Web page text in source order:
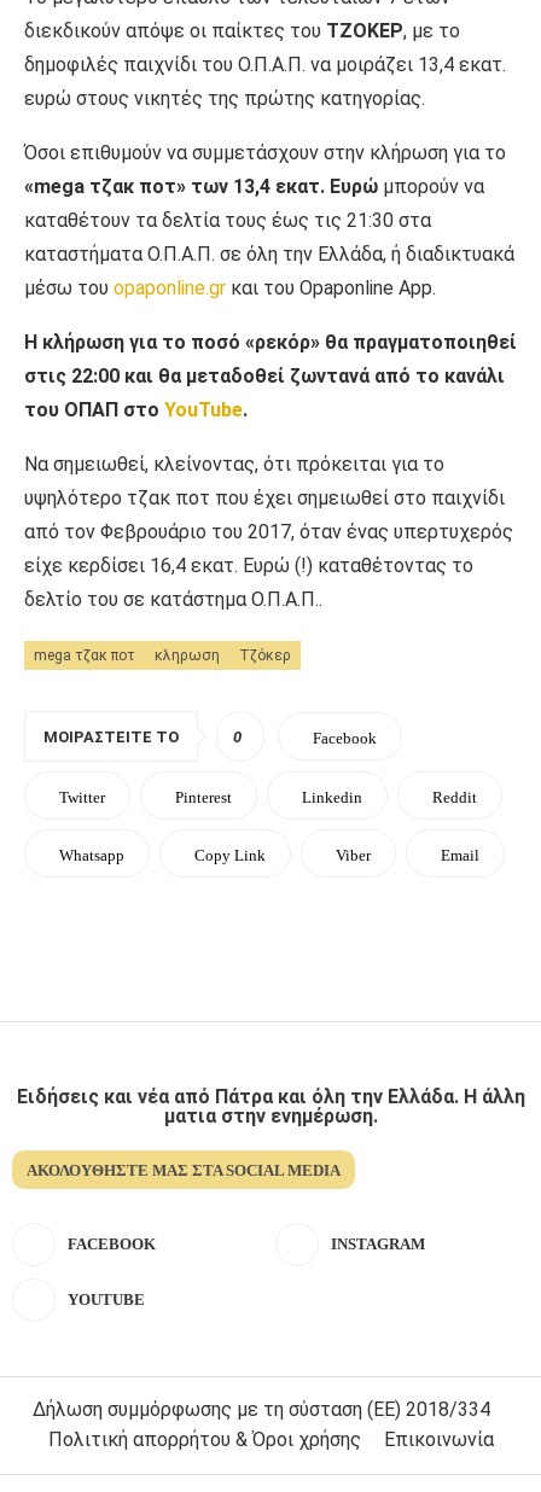
διεκδικούν απόψε οι παίκτες του ΤΖΟΚΕΡ, με το
δημοφιλές παιχνίδι του Ο.Π.Α.Π. να μοιράζει 13,4 εκατ.
ευρώ στους νικητές της πρώτης κατηγορίας.
Όσοι επιθυμούν να συμμετάσχουν στην κλήρωση για το
«mega τζακ ποτ» των 13,4 εκατ. Ευρώ μπορούν να
καταθέτουν τα δελτία τους έως τις 21:30 στα
καταστήματα Ο.Π.Α.Π. σε όλη την Ελλάδα, ή διαδικτυακά
μέσω του opaponline.gr και του Opaponline App.
Η κλήρωση για το ποσό «ρεκόρ» θα πραγματοποιηθεί
στις 22:00 και θα μεταδοθεί ζωντανά από το κανάλι
του ΟΠΑΠ στο YouTube.
Να σημειωθεί, κλείνοντας, ότι πρόκειται για το
υψηλότερο τζακ ποτ που έχει σημειωθεί στο παιχνίδι
από τον Φεβρουάριο του 2017, όταν ένας υπερτυχερός
είχε κερδίσει 16,4 εκατ. Ευρώ (!) καταθέτοντας το
δελτίο του σε κατάστημα Ο.Π.Α.Π..
mega τζακ ποτ κληρωση Τζόκερ
ΜΟΙΡΑΣΤΕΊΤΕ ΤΟ 0 Facebook
Twitter Pinterest Linkedin Reddit
Whatsapp Copy Link Viber Email
Ειδήσεις και νέα από Πάτρα και όλη την Ελλάδα. Η άλλη
ματια στην ενημέρωση.
ΑΚΟΛΟΥΘΉΣΤΕ ΜΑΣ ΣΤΑ SOCIAL MEDIA
FACEBOOK INSTAGRAM
YOUTUBE
Δήλωση συμμόρφωσης με τη σύσταση (ΕΕ) 2018/334
Πολιτική απορρήτου & Όροι χρήσης
Επικοινωνία